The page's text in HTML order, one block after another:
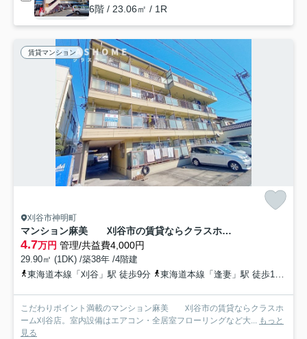
6階 / 23.06㎡ / 1R
賃貸マンション
刈谷市神明町
マンション麻美 刈谷市の賃貸ならクラスホーム刈谷店
4.7万円 管理/共益費4,000円
29.90㎡ (1DK) /築38年 /4階建
東海道本線「刈谷」駅 徒歩9分
東海道本線「逢妻」駅 徒歩18分
こだわりポイント満載のマンション麻美 刈谷市の賃貸ならクラスホ
ーム刈谷店。室内設備はエアコン・全居室フローリングなど大... もっと
見る